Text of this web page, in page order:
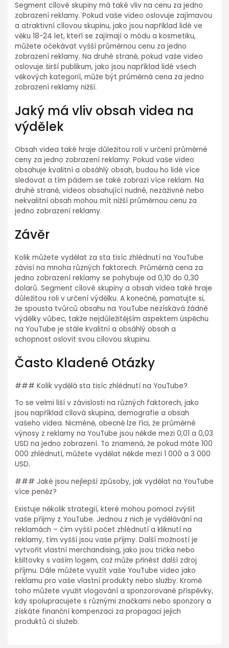
Segment cílové skupiny má také vliv na cenu za jedno
zobrazení reklamy. Pokud vaše video oslovuje zajímavou
a atraktivní cílovou skupinu, jako jsou například lidé ve
věku 18-24 let, kteří se zajímají o módu a kosmetiku,
můžete očekávat vyšší průměrnou cenu za jedno
zobrazení reklamy. Na druhé straně, pokud vaše video
oslovuje širší publikum, jako jsou například lidé všech
věkových kategorií, může být průměrná cena za jedno
zobrazení reklamy nižší.
Jaký má vliv obsah videa na
výdělek
Obsah videa také hraje důležitou roli v určení průměrné
ceny za jedno zobrazení reklamy. Pokud vaše video
obsahuje kvalitní a obsáhlý obsah, budou ho lidé více
sledovat a tím pádem se také zobrazí více reklam. Na
druhé straně, videos obsahující nudné, nezáživné nebo
nekvalitní obsah mohou mít nižší průměrnou cenu za
jedno zobrazení reklamy.
Závěr
Kolik můžete vydělat za sta tisíc zhlédnutí na YouTube
závisí na mnoha různých faktorech. Průměrná cena za
jedno zobrazení reklamy se pohybuje od 0,10 do 0,30
dolarů. Segment cílové skupiny a obsah videa také hraje
důležitou roli v určení výdělku. A konečně, pamatujte si,
že spousta tvůrců obsahu na YouTube nezískává žádné
výdělky vůbec, takže nejdůležitějším aspektem úspěchu
na YouTube je stále kvalitní a obsáhlý obsah a
schopnost oslovit svou cílovou skupinu.
Často Kladené Otázky
### Kolik vydělá sta tisíc zhlédnutí na YouTube?
To se velmi liší v závislosti na různých faktorech, jako
jsou například cílová skupina, demografie a obsah
vašeho videa. Nicméně, obecně lze říci, že průměrné
výnosy z reklamy na YouTube jsou někde mezi 0,01 a 0,03
USD na jedno zobrazení. To znamená, že pokud máte 100
000 zhlédnutí, můžete vydělat někde mezi 1 000 a 3 000
USD.
### Jaké jsou nejlepší způsoby, jak vydělat na YouTube
více peněz?
Existuje několik strategií, které mohou pomoci zvýšit
vaše příjmy z YouTube. Jednou z nich je vydělávání na
reklamách – čím vyšší počet zhlédnutí a kliknutí na
reklamy, tím vyšší jsou vaše příjmy. Další možností je
vytvořit vlastní merchandising, jako jsou trička nebo
kšiltovky s vaším logem, což může přinést další zdroj
příjmu. Dále můžete využít vaše YouTube video jako
reklamu pro vaše vlastní produkty nebo služby. Kromě
toho můžete využit vlogování a sponzorované příspěvky,
kdy spolupracujete s různými značkami nebo sponzory a
získáte finanční kompenzaci za propagaci jejich
produktů či služeb.